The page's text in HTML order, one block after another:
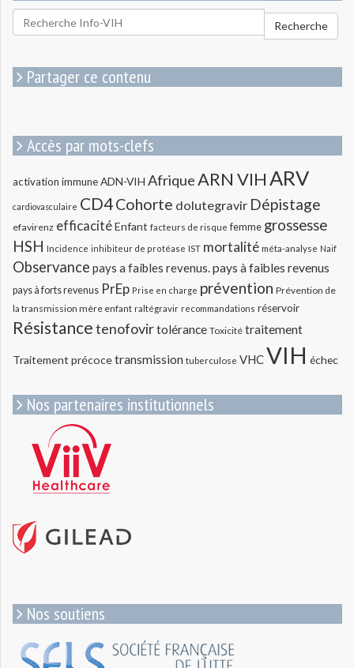
Rechercher
pour
Recherche
Partager ce contenu
Accès par mots-clefs
activation immuneADN-VIH AfriqueARN VIHARV
cardiovasculaire CD4Cohorte dolutegravir Dépistage
efavirenz efficacitéEnfant facteurs de risque femme grossesse
HSH Incidence inhibiteur de protéase IST mortalité méta-analyse Naif
Observance pays a faibles revenus.pays à faibles revenus
pays à forts revenus PrEp Prise en charge prévention Prévention de
la transmission mère enfant raltégravir recommandations réservoir
Résistancetenofovirtolérance Toxicité traitement
Traitement précocetransmission tuberculose VHCVIH échec
Nos partenaires institutionnels
Nos soutiens